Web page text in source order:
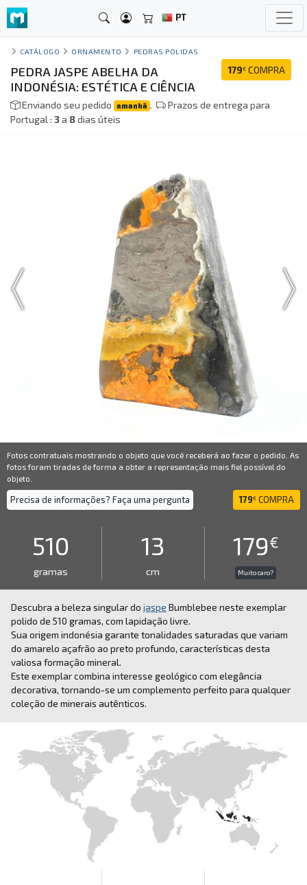
PT
CATÁLOGO ORNAMENTO PEDRAS POLIDAS
179€ COMPRA
PEDRA JASPE ABELHA DA
INDONÉSIA: ESTÉTICA E CIÊNCIA
Enviando seu pedido amanhã .
Prazos de entrega para
Portugal : 3a 8dias úteis
Fotos contratuais mostrando o objeto que você receberá ao fazer o pedido. As
fotos foram tiradas de forma a obter a representação mais fiel possível do
objeto.
Precisa de informações? Faça uma pergunta 179€ COMPRA
510
gramas
13
cm
179€
Muito caro?
Descubra a beleza singular do jaspe Bumblebee neste exemplar
polido de 510 gramas, com lapidação livre.
Sua origem indonésia garante tonalidades saturadas que variam
do amarelo açafrão ao preto profundo, características desta
valiosa formação mineral.
Este exemplar combina interesse geológico com elegância
decorativa, tornando-se um complemento perfeito para qualquer
coleção de minerais autênticos.